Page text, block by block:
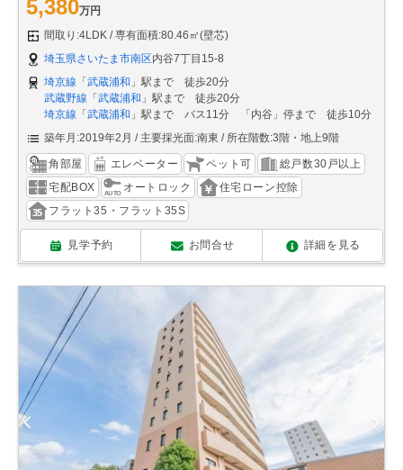
5,380万円
間取り:4LDK
専有面積:80.46㎡(壁芯)
埼玉県さいたま市南区内谷7丁目15-8
埼京線 「 武蔵浦和 」駅まで 徒歩20分
武蔵野線 「 武蔵浦和 」駅まで 徒歩20分
埼京線 「 武蔵浦和 」駅まで バス11分 「内谷」停まで 徒歩10分
築年月:2019年2月
主要採光面:南東 所在階数:3階・地上9階
角部屋 エレベーター ペット可
総戸数30戸以上
宅配BOX
オートロック
住宅ローン控除
フラット35・フラット35S
見学予約 お問合せ 詳細を見る